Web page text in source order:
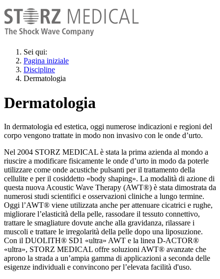
Sei qui:
Pagina iniziale
Discipline
Dermatologia
Dermatologia
In dermatologia ed estetica, oggi numerose indicazioni e regioni del
corpo vengono trattate in modo non invasivo con le onde d’urto.
Nel 2004 STORZ MEDICAL è stata la prima azienda al mondo a
riuscire a modificare fisicamente le onde d’urto in modo da poterle
utilizzare come onde acustiche pulsanti per il trattamento della
cellulite e per il cosiddetto «body shaping». La modalità di azione di
questa nuova Acoustic Wave Therapy (AWT®) è stata dimostrata da
numerosi studi scientifici e osservazioni cliniche a lungo termine.
Oggi l’AWT® viene utilizzata anche per attenuare cicatrici e rughe,
migliorare l’elasticità della pelle, rassodare il tessuto connettivo,
trattare le smagliature dovute anche alla gravidanza, rilassare i
muscoli e trattare le irregolarità della pelle dopo una liposuzione.
Con il DUOLITH® SD1 «ultra» AWT e la linea D-ACTOR®
«ultra», STORZ MEDICAL offre soluzioni AWT® avanzate che
aprono la strada a un’ampia gamma di applicazioni a seconda delle
esigenze individuali e convincono per l’elevata facilità d'uso.